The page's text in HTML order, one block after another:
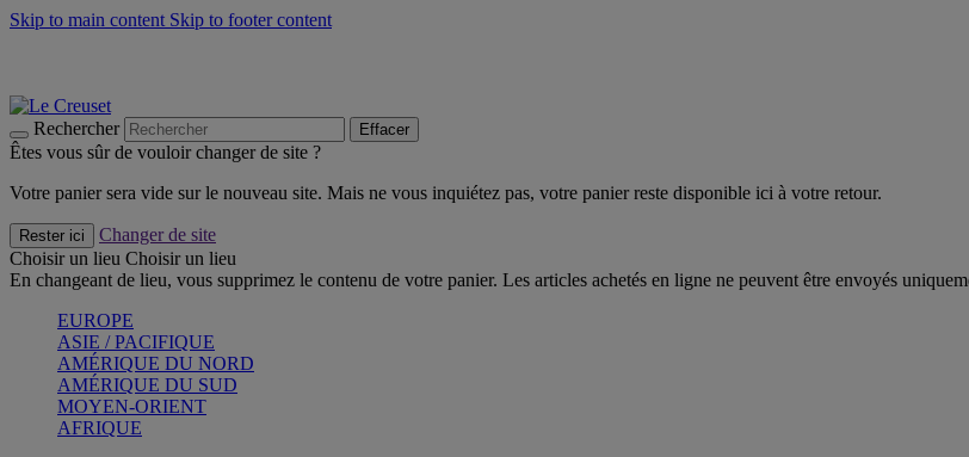
Skip to main content Skip to footer content
Rechercher Effacer
Êtes vous sûr de vouloir changer de site ?
Votre panier sera vide sur le nouveau site. Mais ne vous inquiétez pas, votre panier reste disponible ici à votre retour.
Rester ici
Changer de site
Choisir un lieu Choisir un lieu
En changeant de lieu, vous supprimez le contenu de votre panier. Les articles achetés en ligne ne peuvent être envoyés
EUROPE
ASIE / PACIFIQUE
AMÉRIQUE DU NORD
AMÉRIQUE DU SUD
MOYEN-ORIENT
AFRIQUE